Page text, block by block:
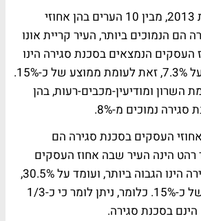
על פי הנתונים לשנת 2013, מבין 10 הערים בהן אחוזי
הם הנמוכים ביותר, העיר קריית אונו
העסקים הנמצאים בסכנת סגירה הינו
הנמוך ביותר, ועומד על 7.3%, זאת לעומת ממוצע של כ-15%.
השרון ומודיעין-מכבים-רעות, בהן
נמוכים מ-8%.
בהן אחוזי העסקים בסכנת סגירה הם
רהט הינה העיר שבה אחוז העסקים
הנמצאים בסכנת סגירה הינו הגבוה ביותר, ועומד על 30.5%,
זאת לעומת ממוצע של כ-15%. כלומר, ניתן לומר כי כ-1/3
בסכנת סגירה.